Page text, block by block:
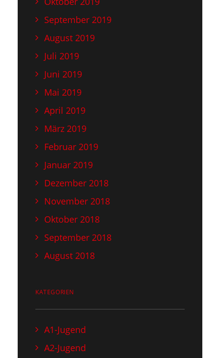
September 2019
August 2019
Juli 2019
Juni 2019
Mai 2019
April 2019
März 2019
Februar 2019
Januar 2019
Dezember 2018
November 2018
Oktober 2018
September 2018
August 2018
KATEGORIEN
A1-Jugend
A2-Jugend